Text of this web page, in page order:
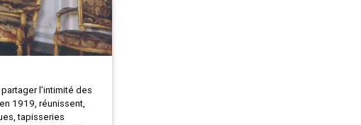
l’intimité des
1919, réunissent,
tapisseries